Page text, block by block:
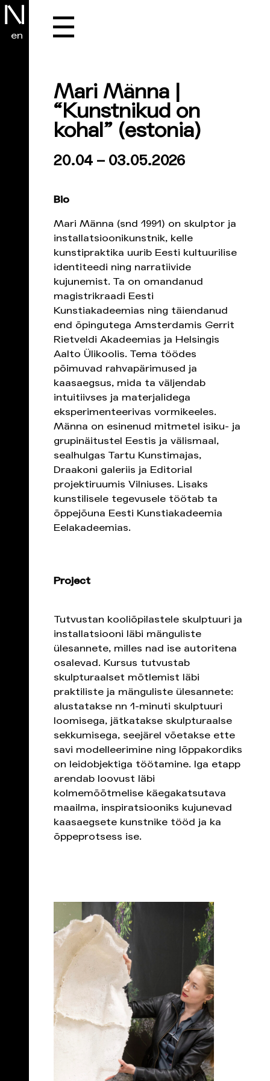
en ☰
Mari Männa |
“Kunstnikud on
kohal” (estonia)
20.04 – 03.05.2026
Bio
Mari Männa (snd 1991) on skulptor ja
installatsioonikunstnik, kelle
kunstipraktika uurib Eesti kultuurilise
identiteedi ning narratiivide
kujunemist. Ta on omandanud
magistrikraadi Eesti
Kunstiakadeemias ning täiendanud
end õpingutega Amsterdamis Gerrit
Rietveldi Akadeemias ja Helsingis
Aalto Ülikoolis. Tema töödes
põimuvad rahvapärimused ja
kaasaegsus, mida ta väljendab
intuitiivses ja materjalidega
eksperimenteerivas vormikeeles.
Männa on esinenud mitmetel isiku- ja
grupinäitustel Eestis ja välismaal,
sealhulgas Tartu Kunstimajas,
Draakoni galeriis ja Editorial
projektiruumis Vilniuses. Lisaks
kunstilisele tegevusele töötab ta
õppejõuna Eesti Kunstiakadeemia
Eelakadeemias.
Project
Tutvustan kooliõpilastele skulptuuri ja
installatsiooni läbi mänguliste
ülesannete, milles nad ise autoritena
osalevad. Kursus tutvustab
skulpturaalset mõtlemist läbi
praktiliste ja mänguliste ülesannete:
alustatakse nn 1-minuti skulptuuri
loomisega, jätkatakse skulpturaalse
sekkumisega, seejärel võetakse ette
savi modelleerimine ning lõppakordiks
on leidobjektiga töötamine. Iga etapp
arendab loovust läbi
kolmemõõtmelise käegakatsutava
maailma, inspiratsiooniks kujunevad
kaasaegsete kunstnike tööd ja ka
õppeprotsess ise.